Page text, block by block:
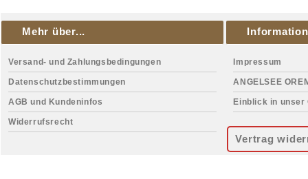
Mehr über...
Versand- und Zahlungsbedingungen
Datenschutzbestimmungen
AGB und Kundeninfos
Widerrufsrecht
Impressum
ANGELSEE
Einblick in unser
Vertrag